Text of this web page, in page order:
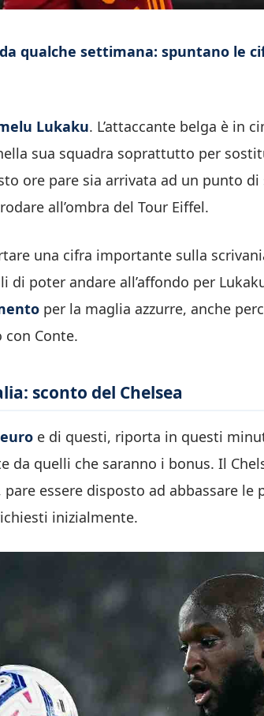
qualche settimana: spuntano le
Lukaku. L’attaccante belga è in
sua squadra soprattutto per
ore pare sia arrivata ad un punto di
all’ombra del Tour Eiffel.
una cifra importante sulla
poter andare all’affondo per
per la maglia azzurre, anche
Conte.
sconto del Chelsea
e di questi, riporta in questi
da quelli che saranno i bonus. Il
essere disposto ad abbassare le
inizialmente.